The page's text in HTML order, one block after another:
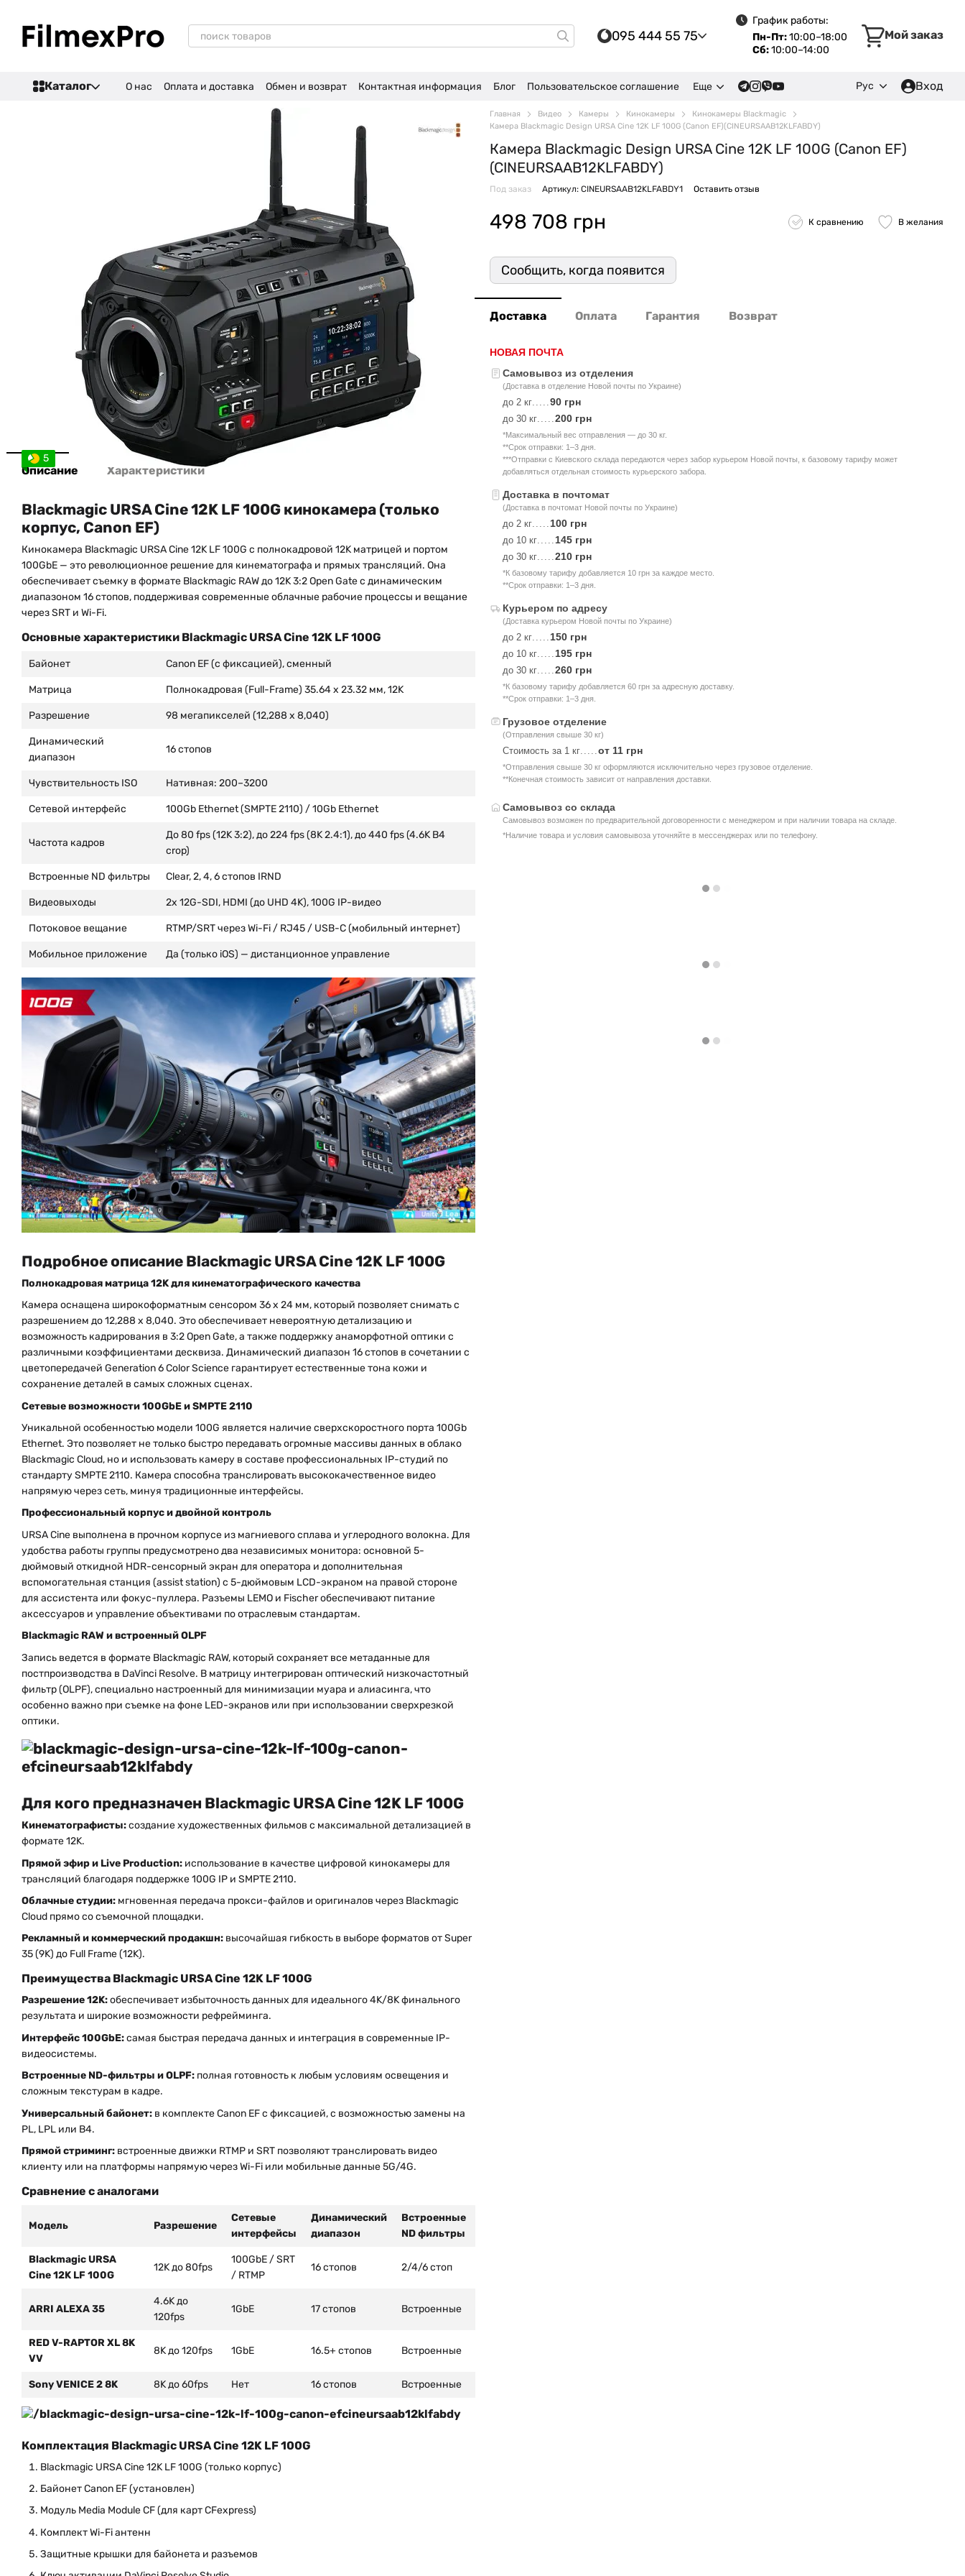
095 444 55 75
График работы:
Пн-Пт:10:00–18:00
Сб:10:00–14:00
Мой заказ
Каталог О нас Оплата и доставка Обмен и возврат Контактная информация Блог Пользовательское соглашение Еще Рус Вход
5
Описание Характеристики
Blackmagic URSA Cine 12K LF 100G кинокамера (только
корпус, Canon EF)
Кинокамера Blackmagic URSA Cine 12K LF 100G с полнокадровой 12K матрицей и портом
100GbE — это революционное решение для кинематографа и прямых трансляций. Она
обеспечивает съемку в формате Blackmagic RAW до 12K 3:2 Open Gate с динамическим
диапазоном 16 стопов, поддерживая современные облачные рабочие процессы и вещание
через SRT и Wi-Fi.
Основные характеристики Blackmagic URSA Cine 12K LF 100G
Байонет Canon EF (с фиксацией), сменный
Матрица Полнокадровая (Full-Frame) 35.64 x 23.32 мм, 12K
Разрешение 98 мегапикселей (12,288 x 8,040)
Динамический
диапазон
16 стопов
Чувствительность ISO Нативная: 200–3200
Сетевой интерфейс 100Gb Ethernet (SMPTE 2110) / 10Gb Ethernet
Частота кадров
До 80 fps (12K 3:2), до 224 fps (8K 2.4:1), до 440 fps (4.6K B4
crop)
Встроенные ND фильтры Clear, 2, 4, 6 стопов IRND
Видеовыходы 2x 12G-SDI, HDMI (до UHD 4K), 100G IP-видео
Потоковое вещание RTMP/SRT через Wi-Fi / RJ45 / USB-C (мобильный интернет)
Мобильное приложение Да (только iOS) — дистанционное управление
Подробное описание Blackmagic URSA Cine 12K LF 100G
Полнокадровая матрица 12K для кинематографического качества
Камера оснащена широкоформатным сенсором 36 x 24 мм, который позволяет снимать с
разрешением до 12,288 x 8,040. Это обеспечивает невероятную детализацию и
возможность кадрирования в 3:2 Open Gate, а также поддержку анаморфотной оптики с
различными коэффициентами десквиза. Динамический диапазон 16 стопов в сочетании с
цветопередачей Generation 6 Color Science гарантирует естественные тона кожи и
сохранение деталей в самых сложных сценах.
Сетевые возможности 100GbE и SMPTE 2110
Уникальной особенностью модели 100G является наличие сверхскоростного порта 100Gb
Ethernet. Это позволяет не только быстро передавать огромные массивы данных в облако
Blackmagic Cloud, но и использовать камеру в составе профессиональных IP-студий по
стандарту SMPTE 2110. Камера способна транслировать высококачественное видео
напрямую через сеть, минуя традиционные интерфейсы.
Профессиональный корпус и двойной контроль
URSA Cine выполнена в прочном корпусе из магниевого сплава и углеродного волокна. Для
удобства работы группы предусмотрено два независимых монитора: основной 5-
дюймовый откидной HDR-сенсорный экран для оператора и дополнительная
вспомогательная станция (assist station) с 5-дюймовым LCD-экраном на правой стороне
для ассистента или фокус-пуллера. Разъемы LEMO и Fischer обеспечивают питание
аксессуаров и управление объективами по отраслевым стандартам.
Blackmagic RAW и встроенный OLPF
Запись ведется в формате Blackmagic RAW, который сохраняет все метаданные для
постпроизводства в DaVinci Resolve. В матрицу интегрирован оптический низкочастотный
фильтр (OLPF), специально настроенный для минимизации муара и алиасинга, что
особенно важно при съемке на фоне LED-экранов или при использовании сверхрезкой
оптики.
Для кого предназначен Blackmagic URSA Cine 12K LF 100G
Кинематографисты:создание художественных фильмов с максимальной детализацией в
формате 12K.
Прямой эфир и Live Production: использование в качестве цифровой кинокамеры для
трансляций благодаря поддержке 100G IP и SMPTE 2110.
Облачные студии: мгновенная передача прокси-файлов и оригиналов через Blackmagic
Cloud прямо со съемочной площадки.
Рекламный и коммерческий продакшн: высочайшая гибкость в выборе форматов от Super
35 (9K) до Full Frame (12K).
Преимущества Blackmagic URSA Cine 12K LF 100G
Разрешение 12K:обеспечивает избыточность данных для идеального 4K/8K финального
результата и широкие возможности рефрейминга.
Интерфейс 100GbE:самая быстрая передача данных и интеграция в современные IP-
видеосистемы.
Встроенные ND-фильтры и OLPF: полная готовность к любым условиям освещения и
сложным текстурам в кадре.
Универсальный байонет: в комплекте Canon EF с фиксацией, с возможностью замены на
PL, LPL или B4.
Прямой стриминг: встроенные движки RTMP и SRT позволяют транслировать видео
клиенту или на платформы напрямую через Wi-Fi или мобильные данные 5G/4G.
Сравнение с аналогами
Модель Разрешение
Сетевые
интерфейсы
Динамический
диапазон
Встроенные
ND фильтры
Blackmagic URSA
Cine 12K LF 100G
12K до 80fps
100GbE / SRT
/ RTMP
16 стопов 2/4/6 стоп
ARRI ALEXA 35
4.6K до
120fps
1GbE 17 стопов Встроенные
RED V-RAPTOR XL 8K
VV
8K до 120fps 1GbE 16.5+ стопов Встроенные
Sony VENICE 2 8K 8K до 60fps Нет 16 стопов Встроенные
Комплектация Blackmagic URSA Cine 12K LF 100G
Blackmagic URSA Cine 12K LF 100G (только корпус)
Байонет Canon EF (установлен)
Модуль Media Module CF (для карт CFexpress)
Комплект Wi-Fi антенн
Защитные крышки для байонета и разъемов
Главная Видео Камеры Кинокамеры
Кинокамеры Blackmagic
Камера Blackmagic Design URSA Cine 12K LF 100G (Canon EF)(CINEURSAAB12KLFABDY)
Камера Blackmagic Design URSA Cine 12K LF 100G (Canon EF)
(CINEURSAAB12KLFABDY)
Под заказ Артикул: CINEURSAAB12KLFABDY1 Оставить отзыв
498 708 грн К сравнению В желания
Сообщить, когда появится
Доставка Оплата Гарантия Возврат
НОВАЯ ПОЧТА
Самовывоз из отделения
(Доставка в отделение Новой почты по Украине)
до 2 кг.....90 грн
до 30 кг.....200 грн
*Максимальный вес отправления — до 30 кг.
**Срок отправки: 1–3 дня.
***Отправки с Киевского склада передаются через забор курьером Новой почты, к базовому тарифу может
добавляться отдельная стоимость курьерского забора.
Доставка в почтомат
(Доставка в почтомат Новой почты по Украине)
до 2 кг..... 100 грн
до 10 кг..... 145 грн
до 30 кг.....210 грн
*К базовому тарифу добавляется 10 грн за каждое место.
**Срок отправки: 1–3 дня.
Курьером по адресу
(Доставка курьером Новой почты по Украине)
до 2 кг..... 150 грн
до 10 кг..... 195 грн
до 30 кг.....260 грн
*К базовому тарифу добавляется 60 грн за адресную доставку.
**Срок отправки: 1–3 дня.
Грузовое отделение
(Отправления свыше 30 кг)
Стоимость за 1 кг.....от 11 грн
*Отправления свыше 30 кг оформляются исключительно через грузовое отделение.
**Конечная стоимость зависит от направления доставки.
Самовывоз со склада
Самовывоз возможен по предварительной договоренности с менеджером и при наличии товара на складе.
*Наличие товара и условия самовывоза уточняйте в мессенджерах или по телефону.